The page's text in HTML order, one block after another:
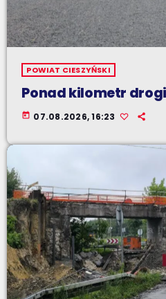
POWIAT CIESZYŃSKI
Ponad kilometr
today 07.08.2026, 16:23